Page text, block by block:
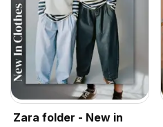
Zara folder - New in